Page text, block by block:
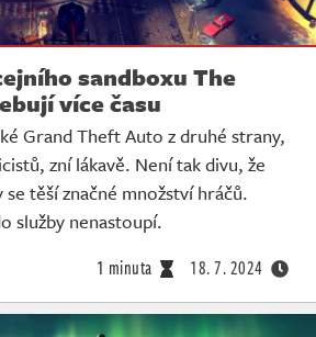
sandboxu The
více času
Grand Theft Auto z druhé strany,
zní lákavě. Není tak divu, že
těší značné množství hráčů.
služby nenastoupí.
1 minuta 18. 7. 2024